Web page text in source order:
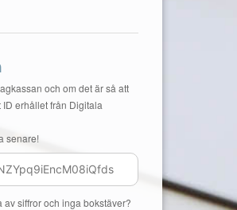
och om det är så att
erhållet från Digitala
senare!
siffror och inga bokstäver?